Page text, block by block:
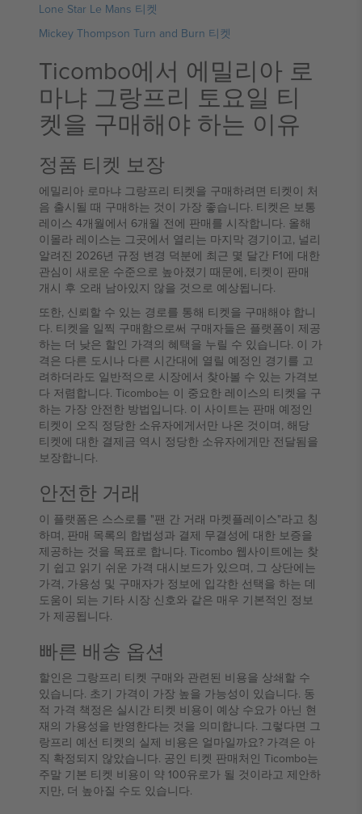
Lone Star Le Mans 티켓
Mickey Thompson Turn and Burn 티켓
Ticombo에서 에밀리아 로
마냐 그랑프리 토요일 티
켓을 구매해야 하는 이유
정품 티켓 보장
에밀리아 로마냐 그랑프리 티켓을 구매하려면 티켓이 처
음 출시될 때 구매하는 것이 가장 좋습니다. 티켓은 보통
레이스 4개월에서 6개월 전에 판매를 시작합니다. 올해
이몰라 레이스는 그곳에서 열리는 마지막 경기이고, 널리
알려진 2026년 규정 변경 덕분에 최근 몇 달간 F1에 대한
관심이 새로운 수준으로 높아졌기 때문에, 티켓이 판매
개시 후 오래 남아있지 않을 것으로 예상됩니다.
또한, 신뢰할 수 있는 경로를 통해 티켓을 구매해야 합니
다. 티켓을 일찍 구매함으로써 구매자들은 플랫폼이 제공
하는 더 낮은 할인 가격의 혜택을 누릴 수 있습니다. 이 가
격은 다른 도시나 다른 시간대에 열릴 예정인 경기를 고
려하더라도 일반적으로 시장에서 찾아볼 수 있는 가격보
다 저렴합니다. Ticombo는 이 중요한 레이스의 티켓을 구
하는 가장 안전한 방법입니다. 이 사이트는 판매 예정인
티켓이 오직 정당한 소유자에게서만 나온 것이며, 해당
티켓에 대한 결제금 역시 정당한 소유자에게만 전달됨을
보장합니다.
안전한 거래
이 플랫폼은 스스로를 "팬 간 거래 마켓플레이스"라고 칭
하며, 판매 목록의 합법성과 결제 무결성에 대한 보증을
제공하는 것을 목표로 합니다. Ticombo 웹사이트에는 찾
기 쉽고 읽기 쉬운 가격 대시보드가 있으며, 그 상단에는
가격, 가용성 및 구매자가 정보에 입각한 선택을 하는 데
도움이 되는 기타 시장 신호와 같은 매우 기본적인 정보
가 제공됩니다.
빠른 배송 옵션
할인은 그랑프리 티켓 구매와 관련된 비용을 상쇄할 수
있습니다. 초기 가격이 가장 높을 가능성이 있습니다. 동
적 가격 책정은 실시간 티켓 비용이 예상 수요가 아닌 현
재의 가용성을 반영한다는 것을 의미합니다. 그렇다면 그
랑프리 예선 티켓의 실제 비용은 얼마일까요? 가격은 아
직 확정되지 않았습니다. 공인 티켓 판매처인 Ticombo는
주말 기본 티켓 비용이 약 100유로가 될 것이라고 제안하
지만, 더 높아질 수도 있습니다.